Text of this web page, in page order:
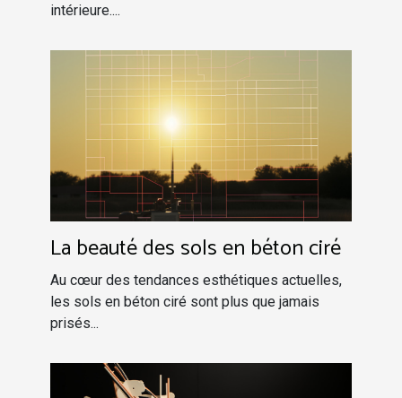
intérieure....
La beauté des sols en béton ciré
Au cœur des tendances esthétiques actuelles,
les sols en béton ciré sont plus que jamais
prisés...